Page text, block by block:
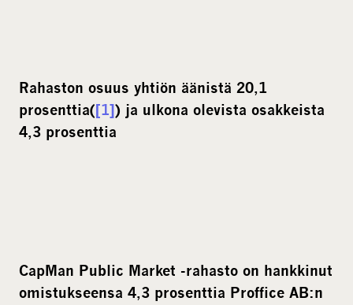
i
a
Rahaston osuus yhtiön äänistä 20,1
prosenttia([1]) ja ulkona olevista osakkeista
4,3 prosenttia
CapMan Public Market -rahasto on hankkinut
omistukseensa 4,3 prosenttia Proffice AB:n